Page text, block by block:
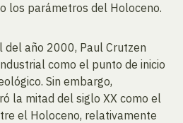
los parámetros del Holoceno.
del año 2000, Paul Crutzen
como el punto de inicio
Sin embargo,
la mitad del siglo XX como el
el Holoceno, relativamente